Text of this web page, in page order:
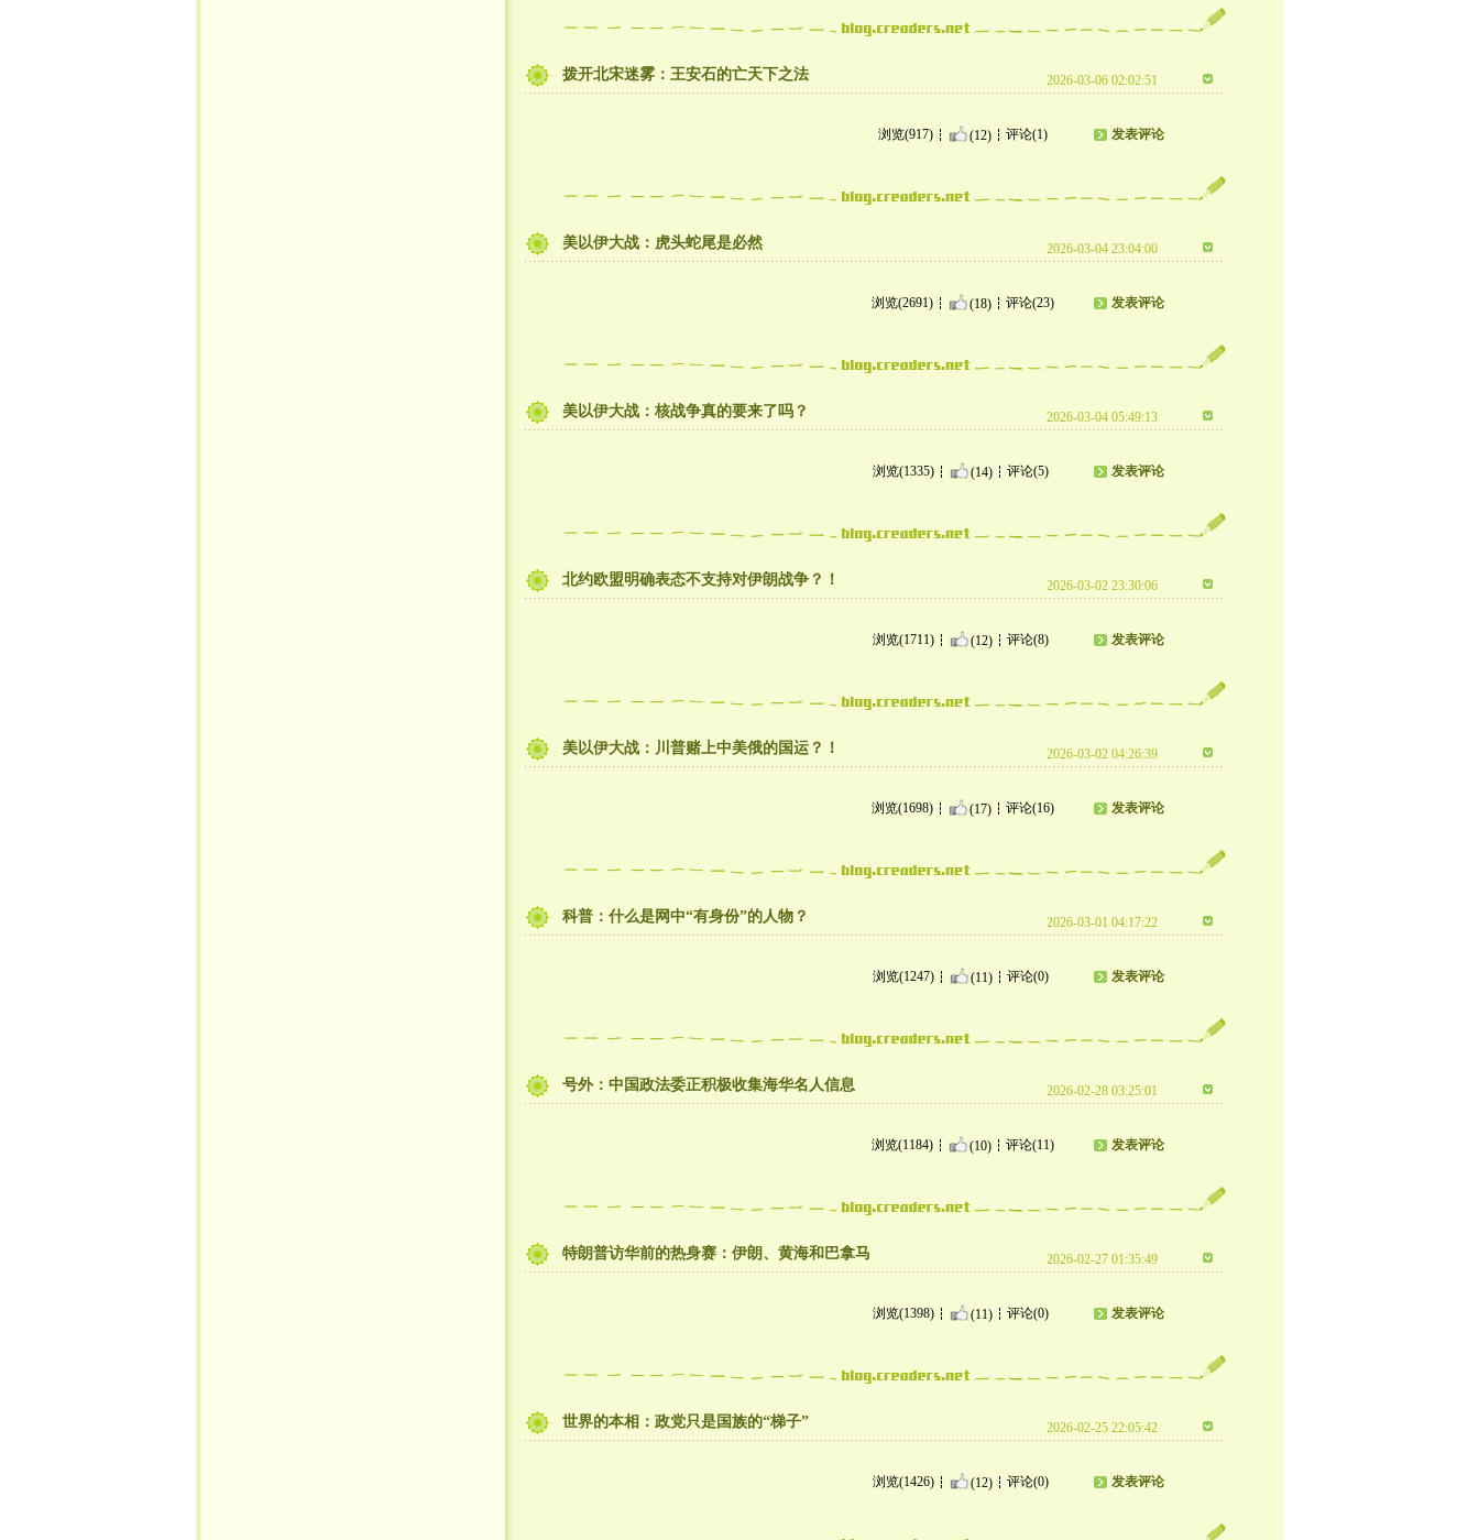
拨开北宋迷雾：王安石的亡天下之法 2026-03-06 02:02:51
浏览(917) (12) 评论(1) 发表评论
美以伊大战：虎头蛇尾是必然 2026-03-04 23:04:00
浏览(2691) (18) 评论(23) 发表评论
美以伊大战：核战争真的要来了吗？ 2026-03-04 05:49:13
浏览(1335) (14) 评论(5) 发表评论
北约欧盟明确表态不支持对伊朗战争？！ 2026-03-02 23:30:06
浏览(1711) (12) 评论(8) 发表评论
美以伊大战：川普赌上中美俄的国运？！ 2026-03-02 04:26:39
浏览(1698) (17) 评论(16) 发表评论
科普：什么是网中“有身份”的人物？ 2026-03-01 04:17:22
浏览(1247) (11) 评论(0) 发表评论
号外：中国政法委正积极收集海华名人信息 2026-02-28 03:25:01
浏览(1184) (10) 评论(11) 发表评论
特朗普访华前的热身赛：伊朗、黄海和巴拿马 2026-02-27 01:35:49
浏览(1398) (11) 评论(0) 发表评论
世界的本相：政党只是国族的“梯子” 2026-02-25 22:05:42
浏览(1426) (12) 评论(0) 发表评论